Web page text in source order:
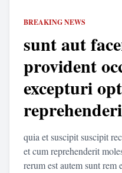
BREAKING NEWS
sunt aut
provident
excepturi
quia et suscipit suscipit
et cum reprehenderit
rerum est autem sunt rem